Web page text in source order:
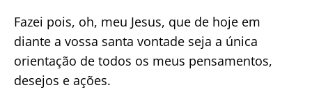
Fazei pois, oh, meu Jesus, que de hoje em
diante a vossa santa vontade seja a única
orientação de todos os meus pensamentos,
desejos e ações.